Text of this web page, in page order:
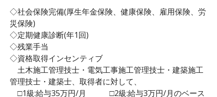
◇社会保険完備(厚生年金保険、健康保険、雇用保険、労
災保険)
◇定期健康診断(年1回)
◇残業手当
◇資格取得インセンティブ
土木施工管理技士・電気工事施工管理技士・建築施工
管理技士・建築士、取得者に対して、
□1級:給与35万円/月 □2級:給与3万円/月のベース